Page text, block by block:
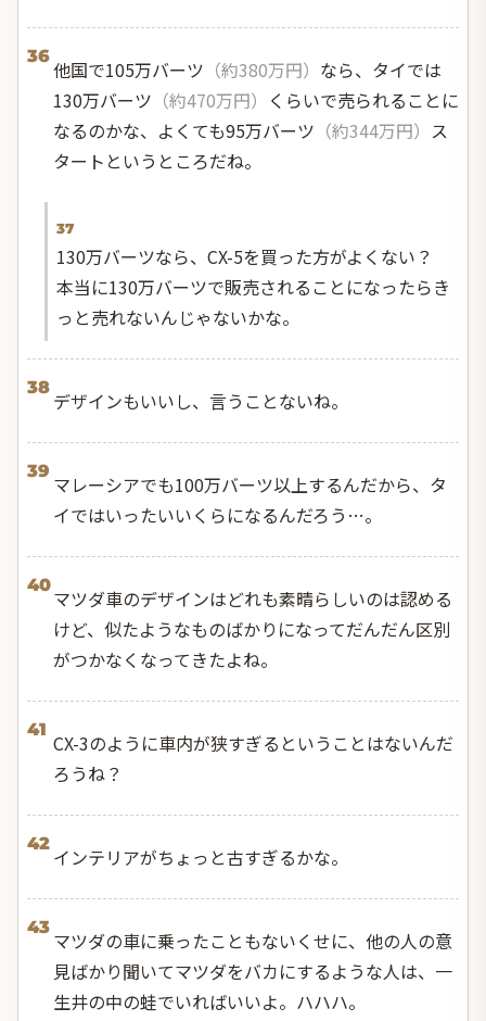
36
他国で105万バーツ （約380万円） なら、タイでは
130万バーツ （約470万円） くらいで売られることに
なるのかな、よくても95万バーツ （約344万円） ス
タートというところだね。
37
130万バーツなら、CX-5を買った方がよくない？
本当に130万バーツで販売されることになったらき
っと売れないんじゃないかな。
38
デザインもいいし、言うことないね。
39
マレーシアでも100万バーツ以上するんだから、タ
イではいったいいくらになるんだろう…。
40
マツダ車のデザインはどれも素晴らしいのは認める
けど、似たようなものばかりになってだんだん区別
がつかなくなってきたよね。
41
CX-3のように車内が狭すぎるということはないんだ
ろうね？
42
インテリアがちょっと古すぎるかな。
43
マツダの車に乗ったこともないくせに、他の人の意
見ばかり聞いてマツダをバカにするような人は、一
生井の中の蛙でいればいいよ。ハハハ。